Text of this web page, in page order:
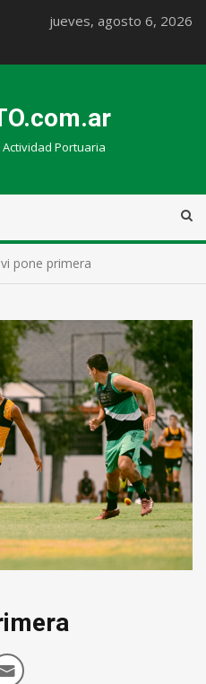
jueves, agosto 6, 2026
Portuaria
pone primera